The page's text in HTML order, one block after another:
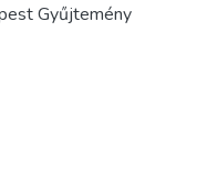
Gyűjtemény